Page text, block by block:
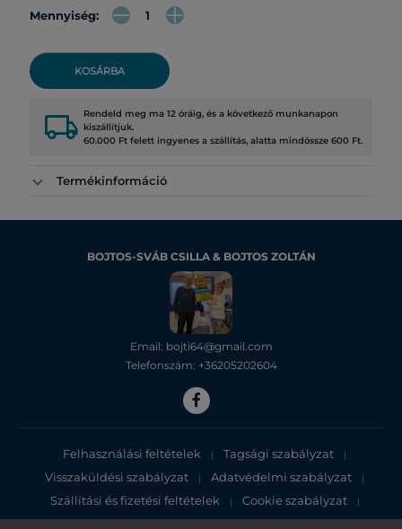
Mennyiség:
KOSÁRBA
local_shipping Rendeld meg ma 12 óráig, és a következő munkanapon
kiszállítjuk.
60.000 Ft felett ingyenes a szállítás, alatta mindössze 600 Ft.
Termékinformáció
BOJTOS-SVÁB CSILLA & BOJTOS ZOLTÁN
Email: bojti64@gmail.com
Telefonszám: +36205202604
Felhasználási feltételek | Tagsági szabályzat |
Visszaküldési szabályzat | Adatvédelmi szabályzat |
Szállítási és fizetési feltételek | Cookie szabályzat |
Adatvédelmi tájékoztató